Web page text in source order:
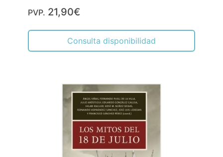
PVP. 21,90€
Consulta disponibilidad